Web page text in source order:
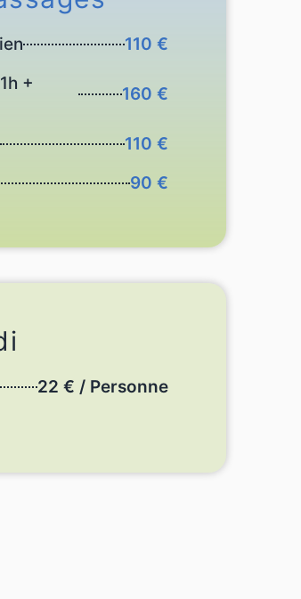
110 €
+
160 €
110 €
90 €
22 € / Personne